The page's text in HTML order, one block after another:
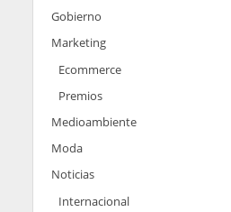
Gobierno
Marketing
Ecommerce
Premios
Medioambiente
Moda
Noticias
Internacional